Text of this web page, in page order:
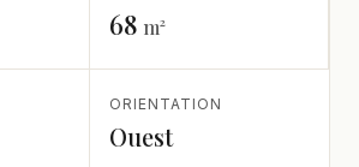
68 m²
ORIENTATION
Ouest